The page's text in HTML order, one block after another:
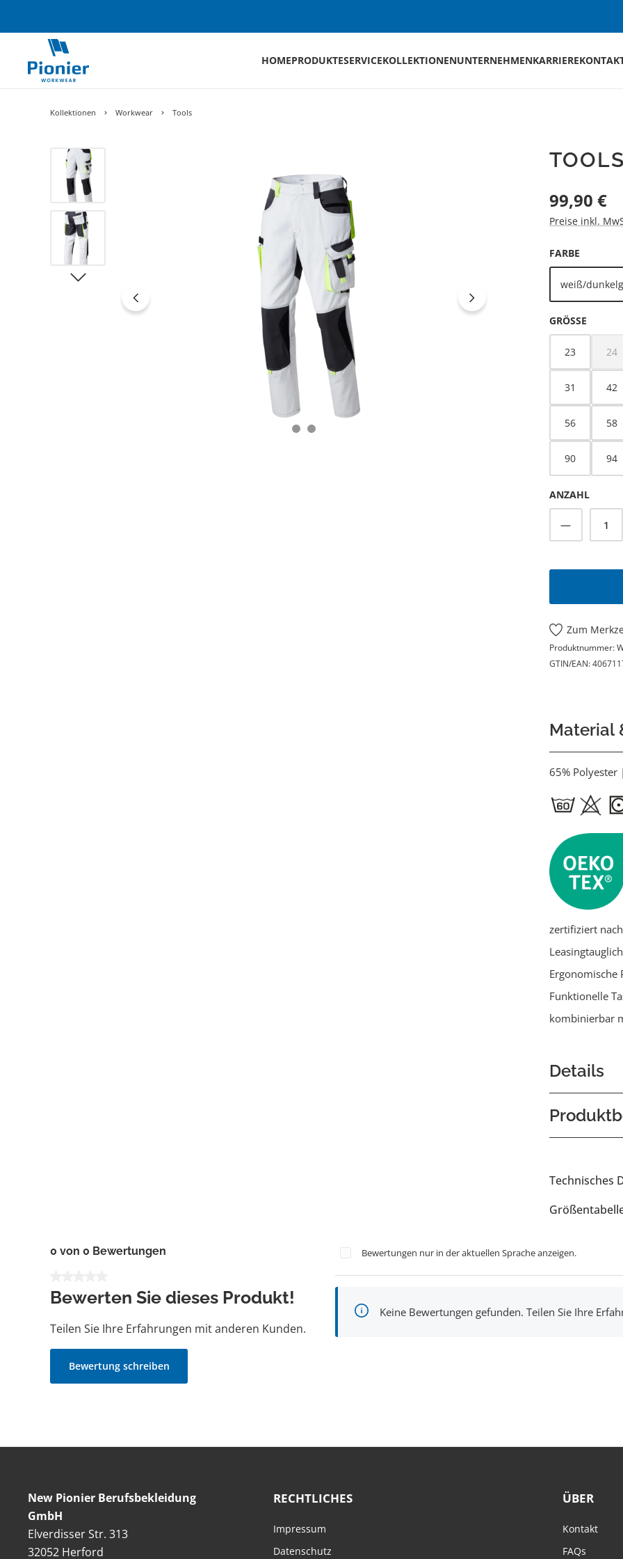
HOMEPRODUKTESERVICEKOLLEKTIONENUNTERNEHMENKARRIERE
Kollektionen Workwear Tools
Bildergalerie überspringen
Regulärer Preis:
99,90 €
Preise inkl.
FARBE
weiß/
GRÖSSE
23 24
31 42
56 58
90 94
ANZAHL
Zum
Produktnummer:
GTIN/EAN:
Material
65%
zertifiziert
Leasingtauglich
Ergonomische
Funktionelle
kombinierbar
Details
Technisches
0 von 0 Bewertungen
Bewerten Sie dieses Produkt!
Teilen Sie Ihre Erfahrungen mit anderen Kunden.
Bewertung schreiben
Bewertungen nur in der aktuellen Sprache anzeigen.
Keine Bewertungen gefunden. Teilen Sie Ihre
New Pionier Berufsbekleidung
GmbH
Elverdisser Str. 313
32052 Herford
RECHTLICHES
Impressum
Datenschutz
ÜBER
Kontakt
FAQs